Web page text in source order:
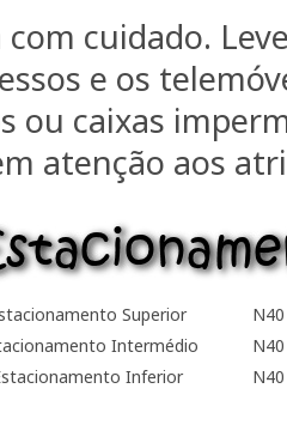
com cuidado.
e os
ou caixas
atenção aos
Superior
Intermédio
Inferior